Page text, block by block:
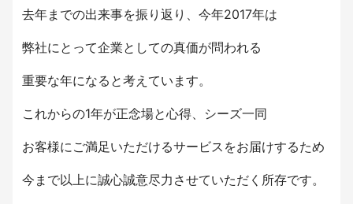
去年までの出来事を振り返り、今年2017年は
弊社にとって企業としての真価が問われる
重要な年になると考えています。
これからの1年が正念場と心得、シーズ一同
お客様にご満足いただけるサービスをお届けするため
今まで以上に誠心誠意尽力させていただく所存です。